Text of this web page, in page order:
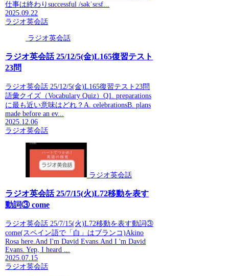
仕事は終わりsuccessful /səkˈsɛsf...
2025.09.22
ラジオ英会話
ラジオ英会話
ラジオ英会話 25/12/5(金)L165復習テスト
23問
ラジオ英会話 25/12/5(金)L165復習テスト23問
語彙クイズ（Vocabulary Quiz）Q1. preparations
に最も近い意味はどれ？A. celebrationsB. plans
made before an ev...
2025.12.06
ラジオ英会話
ラジオ英会話
ラジオ英会話 25/7/15(火)L72移動を表す
動詞③ come
ラジオ英会話 25/7/15(火)L72移動を表す動詞③
come(スペイン語で「白」はブランコ)Akino
Rosa here.And I'm David Evans.And I 'm David
Evans. Yep, I heard ...
2025.07.15
ラジオ英会話